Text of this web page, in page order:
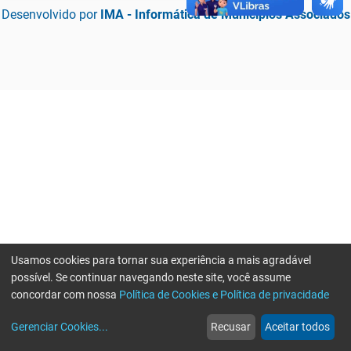
Desenvolvido por IMA - Informática de Municípios Associados
web
Notícias
more_horiz
Mais
Usamos cookies para tornar sua experiência a mais agradável
possível. Se continuar navegando neste site, você assume
concordar com nossa Política de Cookies e Política de privacidade
Gerenciar Cookies... Recusar Aceitar todos
Erro ao enviar informações, por favor tente novamente